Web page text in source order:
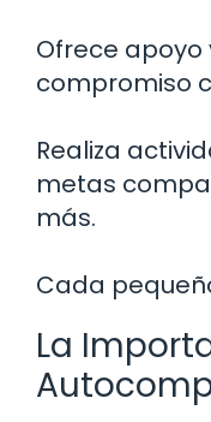
Ofrece
compromiso
Realiza
metas
más.
Cada
La